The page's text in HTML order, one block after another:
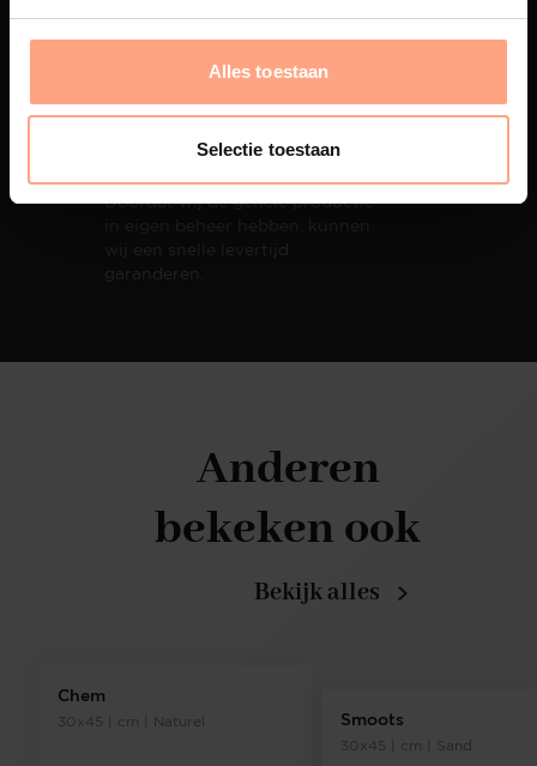
Alles toestaan
Selectie toestaan
Snelle levering
Doordat wij de gehele productie
garanderen.
Chem
30x45 | cm | Naturel Smoots
30x45 | cm | Sand
Anderen
bekeken ook
Bekijk alles